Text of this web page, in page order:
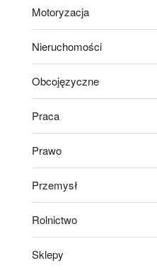
Motoryzacja
Nieruchomości
Obcojęzyczne
Praca
Prawo
Przemysł
Rolnictwo
Sklepy